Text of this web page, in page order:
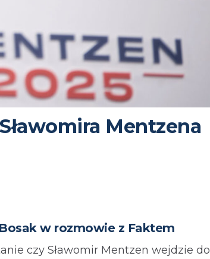
Mentzena
w rozmowie z Faktem
czy Sławomir Mentzen wejdzie do